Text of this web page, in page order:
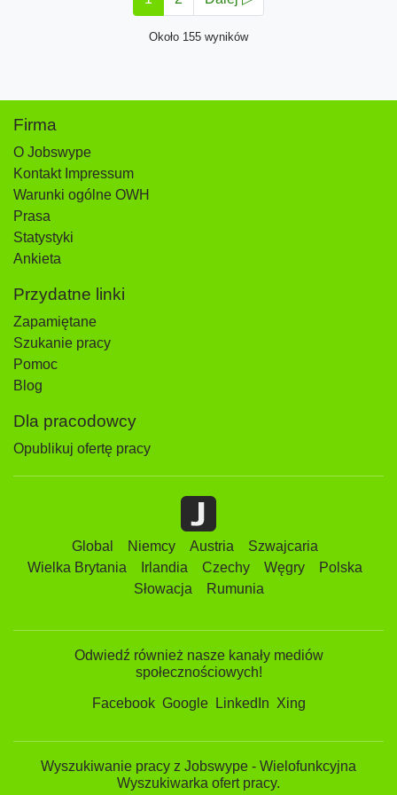
Około 155 wyników
Firma
O Jobswype
Kontakt Impressum
Warunki ogólne OWH
Prasa
Statystyki
Ankieta
Przydatne linki
Zapamiętane
Szukanie pracy
Pomoc
Blog
Dla pracodowcy
Opublikuj ofertę pracy
Global Niemcy Austria
Szwajcaria
Wielka Brytania
Irlandia Czechy Węgry
Polska
Słowacja
Rumunia
Odwiedź również nasze kanały mediów
społecznościowych!
Facebook Google LinkedIn Xing
Wyszukiwanie pracy z Jobswype - Wielofunkcyjna
Wyszukiwarka ofert pracy.